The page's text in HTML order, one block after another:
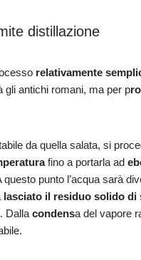
distillazione
relativamente
gli antichi romani, ma per p
da quella salata, si
fino a portarla ad
questo punto l’acqua sarà
lasciato il residuo solido di
Dalla condensa del vapore